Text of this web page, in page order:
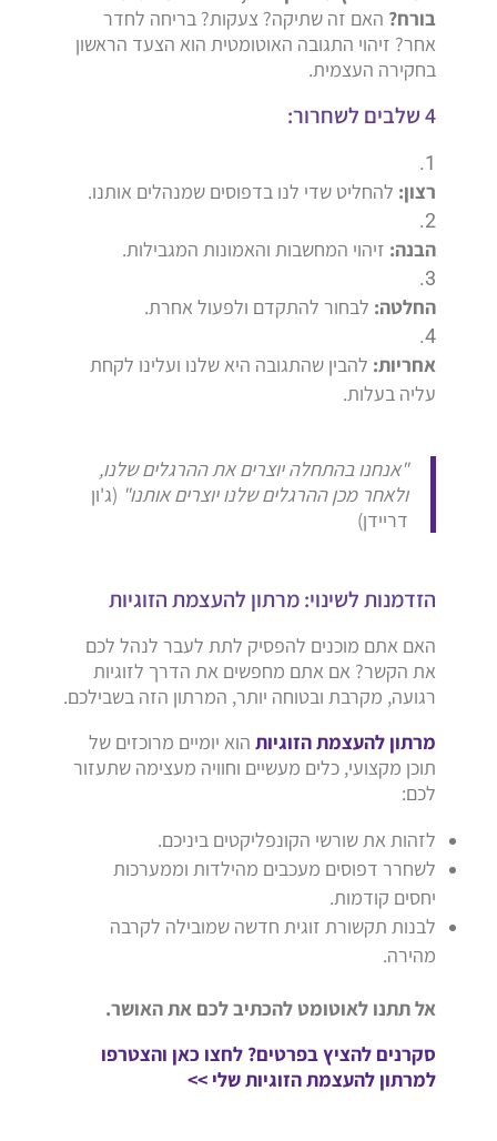
בורח? האם זה שתיקה? צעקות? בריחה לחדר
אחר? זיהוי התגובה האוטומטית הוא הצעד הראשון
בחקירה העצמית.
4 שלבים לשחרור:
רצון: להחליט שדי לנו בדפוסים שמנהלים אותנו.
הבנה: זיהוי המחשבות והאמונות המגבילות.
החלטה: לבחור להתקדם ולפעול אחרת.
אחריות: להבין שהתגובה היא שלנו ועלינו לקחת
עליה בעלות.
"אנחנו בהתחלה יוצרים את ההרגלים שלנו,
ולאחר מכן ההרגלים שלנו יוצרים אותנו" (ג'ון
דריידן)
הזדמנות לשינוי: מרתון להעצמת הזוגיות
האם אתם מוכנים להפסיק לתת לעבר לנהל לכם
את הקשר? אם אתם מחפשים את הדרך לזוגיות
רגועה, מקרבת ובטוחה יותר, המרתון הזה בשבילכם.
מרתון להעצמת הזוגיותהוא יומיים מרוכזים של
תוכן מקצועי, כלים מעשיים וחוויה מעצימה שתעזור
לכם:
לזהות את שורשי הקונפליקטים ביניכם.
לשחרר דפוסים מעכבים מהילדות וממערכות
יחסים קודמות.
לבנות תקשורת זוגית חדשה שמובילה לקרבה
מהירה.
אל תתנו לאוטומט להכתיב לכם את האושר.
סקרנים להציץ בפרטים? לחצו כאן והצטרפו
למרתון להעצמת הזוגיות שלי >>